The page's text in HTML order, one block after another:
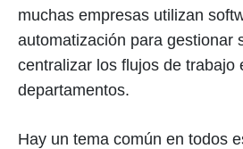
muchas empresas utilizan
automatización para gestionar
centralizar los flujos de trabajo
departamentos.
Hay un tema común en todos